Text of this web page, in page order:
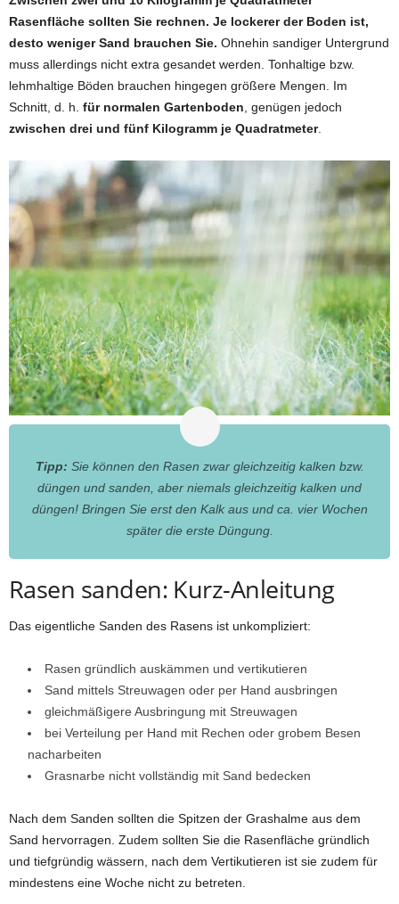
Rasenfläche sollten Sie rechnen. Je lockerer der Boden ist,
desto weniger Sand brauchen Sie. Ohnehin sandiger Untergrund
muss allerdings nicht extra gesandet werden. Tonhaltige bzw.
lehmhaltige Böden brauchen hingegen größere Mengen. Im
Schnitt, d. h. für normalen Gartenboden, genügen jedoch
zwischen drei und fünf Kilogramm je Quadratmeter.
Tipp: Sie können den Rasen zwar gleichzeitig kalken bzw.
düngen und sanden, aber niemals gleichzeitig kalken und
düngen! Bringen Sie erst den Kalk aus und ca. vier Wochen
später die erste Düngung.
Rasen sanden: Kurz-Anleitung
Das eigentliche Sanden des Rasens ist unkompliziert:
Rasen gründlich auskämmen und vertikutieren
Sand mittels Streuwagen oder per Hand ausbringen
gleichmäßigere Ausbringung mit Streuwagen
bei Verteilung per Hand mit Rechen oder grobem Besen
nacharbeiten
Grasnarbe nicht vollständig mit Sand bedecken
Nach dem Sanden sollten die Spitzen der Grashalme aus dem
Sand hervorragen. Zudem sollten Sie die Rasenfläche gründlich
und tiefgründig wässern, nach dem Vertikutieren ist sie zudem für
mindestens eine Woche nicht zu betreten.